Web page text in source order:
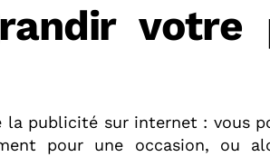
votre
la publicité sur internet : vous
pour une occasion, ou